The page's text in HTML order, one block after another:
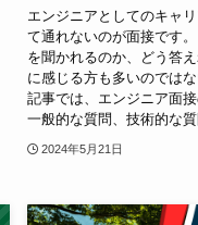
エンジニアとしてのキャ
て通れないのが面接です
を聞かれるのか、どう答
に感じる方も多いのでは
記事では、エンジニア面接
一般的な質問、技術的な質
2024年5月21日